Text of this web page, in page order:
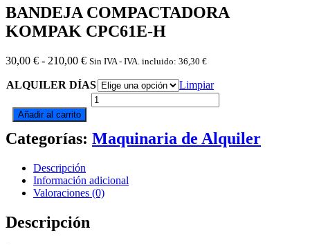
BANDEJA COMPACTADORA
KOMPAK CPC61E-H
30,00 € - 210,00 €Rango
precios:
desde
30,00 €
hasta
210,00 €
Sin IVA - IVA. incluido: 36,30 €
ALQUILER DÍAS
Limpiar
BANDEJA
COMPACTADORA
CPC61E-
H
Añadir al carrito
Categorías: Maquinaria de Alquiler
Descripción
Información adicional
Valoraciones (0)
Descripción